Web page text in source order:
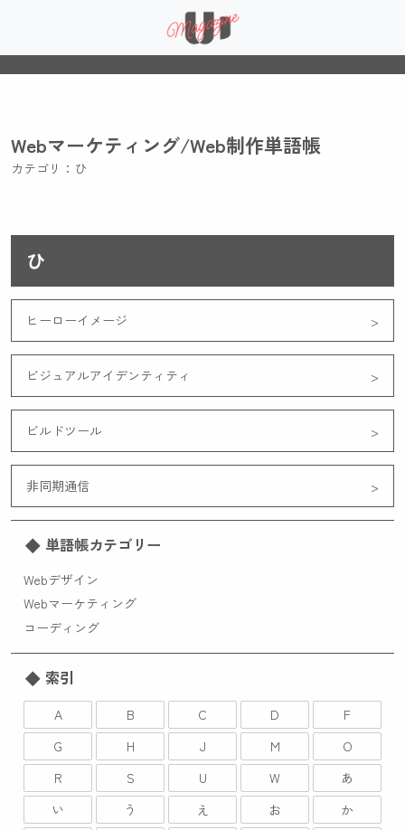
Webマーケティング/Web制作単語帳
カテゴリ：ひ
ひ
ヒーローイメージ
ビジュアルアイデンティティ
ビルドツール
非同期通信
単語帳カテゴリー
Webデザイン
Webマーケティング
コーディング
索引
A B C D
F
G
H J M
O
R
S U W
あ
い
う え お
か